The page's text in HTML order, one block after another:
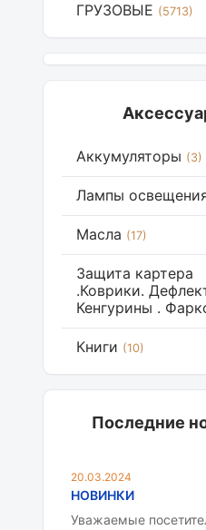
ГРУЗОВЫЕ (5713)
Аккумуляторы (3)
Лампы
Масла (17)
Защита картера
.Коврики.
Кенгурины .
Книги (10)
Последние
20.03.2024
НОВИНКИ
Уважаемые